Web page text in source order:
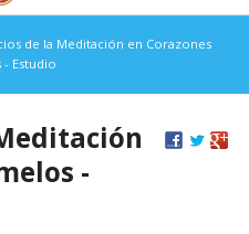
de la Meditación en Corazones
Estudio
-